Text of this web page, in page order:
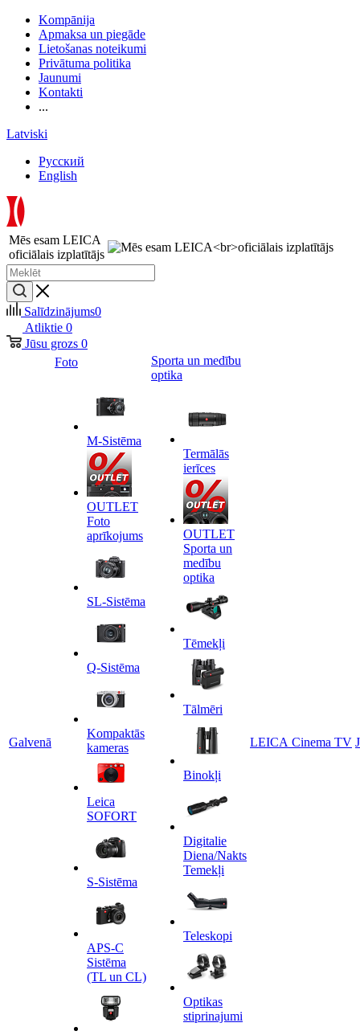
Kompānija
Apmaksa un piegāde
Lietošanas noteikumi
Privātuma politika
Jaunumi
Kontakti
...
Latviski
Русский
English
Mēs esam LEICA
oficiālais izplatītājs
Salīdzinājums0
Atliktie 0
Jūsu grozs 0
Galvenā
Foto
M-Sistēma
OUTLET
Foto
aprīkojums
SL-Sistēma
Q-Sistēma
Kompaktās
kameras
Leica
SOFORT
S-Sistēma
APS-C
Sistēma
(TL un CL)
Sporta un medību
optika
Termālās
ierīces
OUTLET
Sporta un
medību
optika
Tēmekļi
Tālmēri
Binokļi
Digitalie
Diena/Nakts
Temekļi
Teleskopi
Optikas
stiprinajumi
LEICA Cinema TV